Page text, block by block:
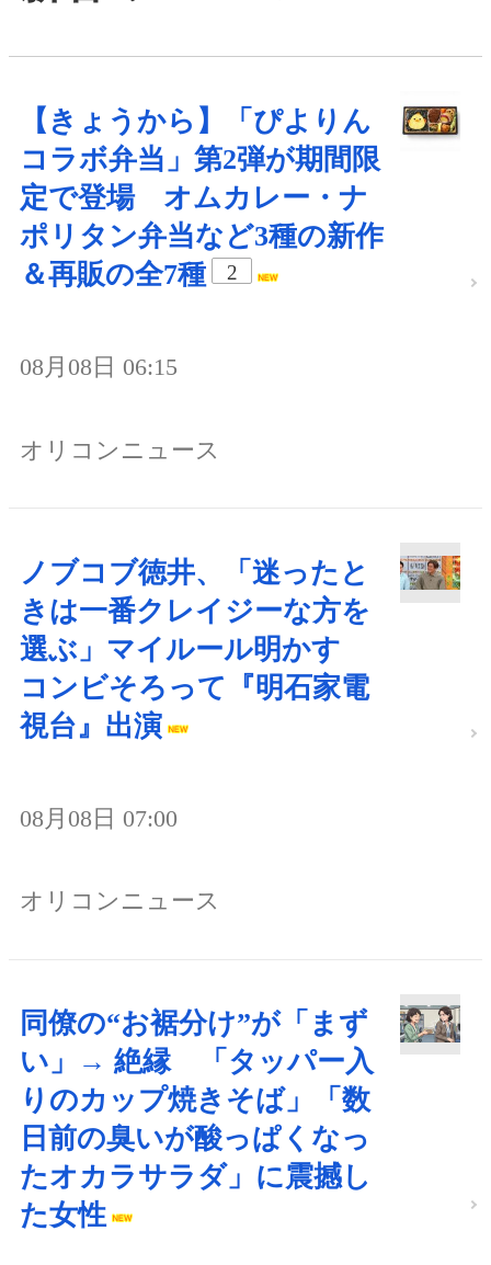
【きょうから】「ぴよりん
コラボ弁当」第2弾が期間限
定で登場 オムカレー・ナ
ポリタン弁当など3種の新作
＆再販の全7種
2
08月08日 06:15
オリコンニュース
ノブコブ徳井、「迷ったと
きは一番クレイジーな方を
選ぶ」マイルール明かす
コンビそろって『明石家電
視台』出演
08月08日 07:00
オリコンニュース
同僚の“お裾分け”が「まず
い」→ 絶縁 「タッパー入
りのカップ焼きそば」「数
日前の臭いが酸っぱくなっ
たオカラサラダ」に震撼し
た女性